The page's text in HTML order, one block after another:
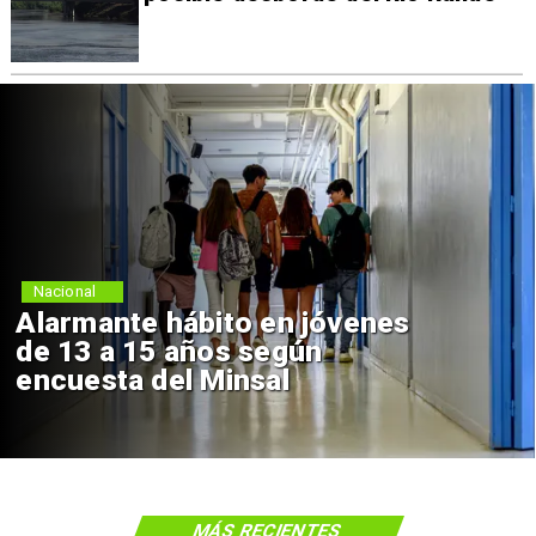
Alarmante hábito en jóvenes
de 13 a 15 años según
encuesta del Minsal
Nacional
MÁS RECIENTES